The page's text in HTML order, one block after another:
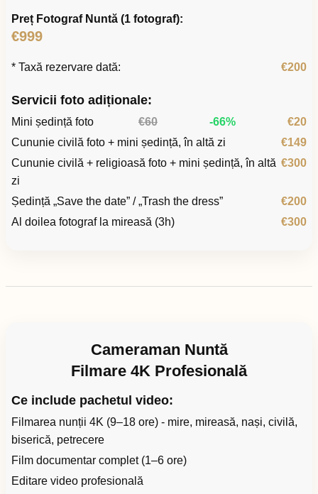
Preț Fotograf Nuntă (1 fotograf):
€999
* Taxă rezervare dată: €200
Servicii foto adiționale:
Mini ședință foto €60 -66%
€20
Cununie civilă foto + mini ședință, în altă zi
€149
Cununie civilă + religioasă foto + mini ședință, în altă
zi
€300
Ședință „Save the date” / „Trash the dress”
€200
Al doilea fotograf la mireasă (3h)
€300
Cameraman Nuntă
Filmare 4K Profesională
Ce include pachetul video:
Filmarea nunții 4K (9–18 ore) - mire, mireasă, nași, civilă,
biserică, petrecere
Film documentar complet (1–6 ore)
Editare video profesională